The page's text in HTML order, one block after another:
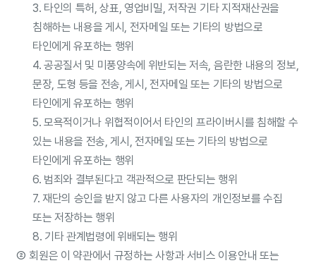
3. 타인의 특허, 상표, 영업비밀, 저작권 기타 지적재산권을
침해하는 내용을 게시, 전자메일 또는 기타의 방법으로
타인에게 유포하는 행위
4. 공공질서 및 미풍양속에 위반되는 저속, 음란한 내용의 정보,
문장, 도형 등을 전송, 게시, 전자메일 또는 기타의 방법으로
타인에게 유포하는 행위
5. 모욕적이거나 위협적이어서 타인의 프라이버시를 침해할 수
있는 내용을 전송, 게시, 전자메일 또는 기타의 방법으로
타인에게 유포하는 행위
6. 범죄와 결부된다고 객관적으로 판단되는 행위
7. 재단의 승인을 받지 않고 다른 사용자의 개인정보를 수집
또는 저장하는 행위
8. 기타 관계법령에 위배되는 행위
② 회원은 이 약관에서 규정하는 사항과 서비스 이용안내 또는